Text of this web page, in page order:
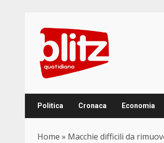
content
Politica Cronaca Economia
Home » Macchie difficili da